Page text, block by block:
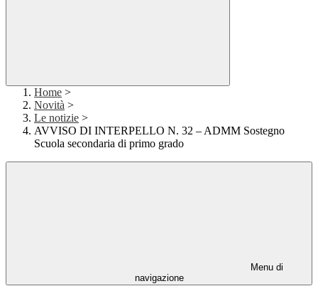
Home >
Novità >
Le notizie >
AVVISO DI INTERPELLO N. 32 – ADMM Sostegno
Scuola secondaria di primo grado
Menu di
navigazione